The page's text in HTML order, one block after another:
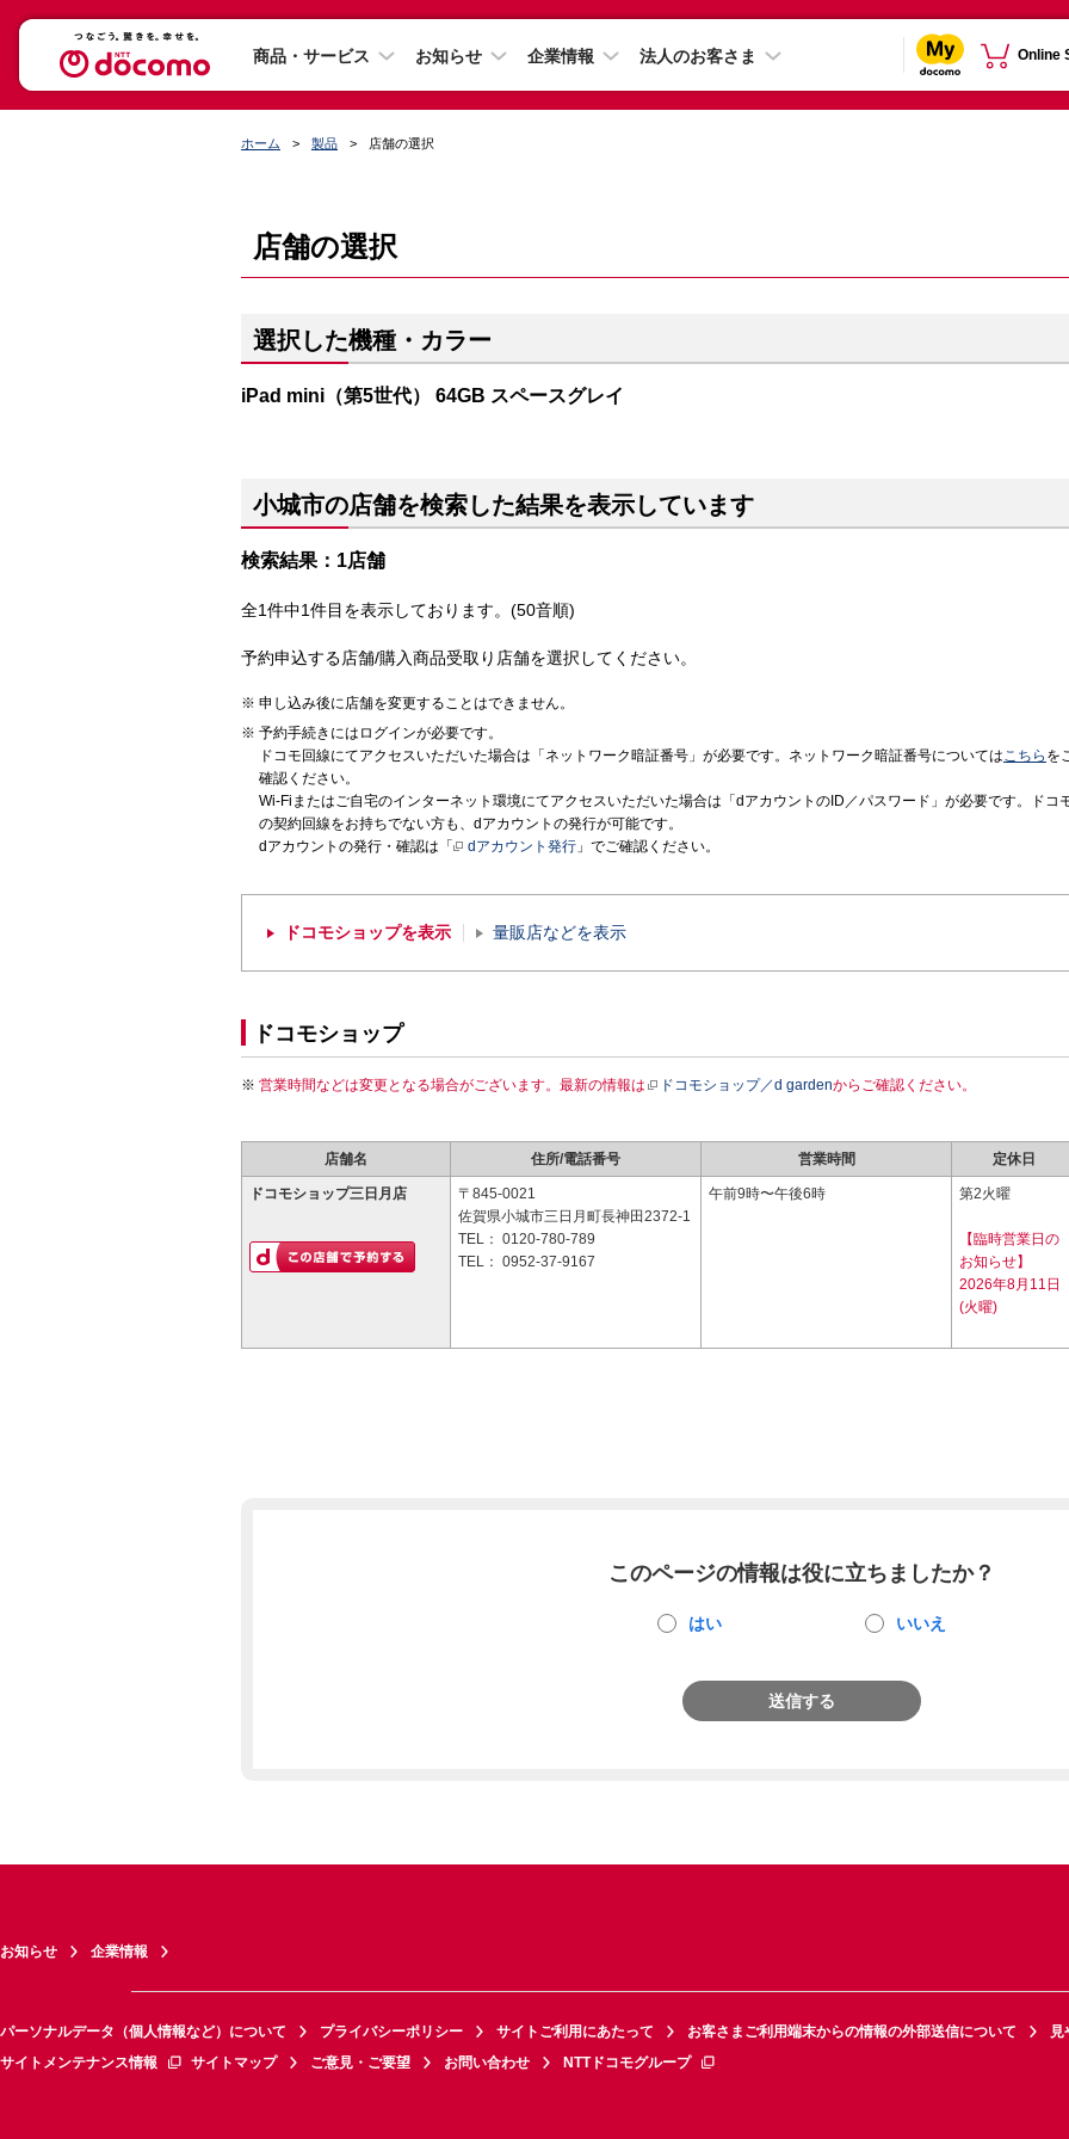
商品・サービス お知らせ 企業情報 法人のお客さま Online
ホーム 製品 店舗の選択
店舗の選択
選択した機種・カラー
iPad mini（第5世代） 64GB スペースグレイ
小城市の店舗を検索した結果を表示しています
検索結果：1店舗
全1件中1件目を表示しております。(50音順)
予約申込する店舗/購入商品受取り店舗を選択してください。
申し込み後に店舗を変更することはできません。
予約手続きにはログインが必要です。
ドコモ回線にてアクセスいただいた場合は「ネットワーク暗証番号」が必要です。ネットワーク暗証番号についてはこちら を
確認ください。
Wi-Fiまたはご自宅のインターネット環境にてアクセスいただいた場合は「dアカウントのID／パスワード」が必要です。ドコ
の契約回線をお持ちでない方も、dアカウントの発行が可能です。
dアカウントの発行・確認は「
dアカウント発行 」でご確認ください。
ドコモショップを表示 量販店などを表示
ドコモショップ
営業時間などは変更となる場合がございます。最新の情報は ドコモショップ／d gardenからご確認ください。
店舗名 住所/電話番号 営業時間 定休日
ドコモショップ三日月店
〒845-0021
佐賀県小城市三日月町長神田2372-1
TEL： 0120-780-789
TEL： 0952-37-9167
午前9時〜午後6時 第2火曜
【臨時営業日の
お知らせ】
2026年8月11日
(火曜)
このページの情報は役に立ちましたか？
はい いいえ
送信する
お知らせ 企業情報
パーソナルデータ（個人情報など）について プライバシーポリシー サイトご利用にあたって お客さまご利用端末からの情報の外部送信について
見
サイトメンテナンス情報
サイトマップ ご意見・ご要望 お問い合わせ NTTドコモグループ